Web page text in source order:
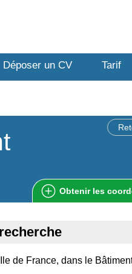
Déposer un CV Tarif
Obtenir les
de France, dans le